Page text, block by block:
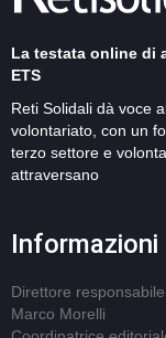
La testata online di
ETS
Reti Solidali dà voce
volontariato, con un
terzo settore e
attraversano
Informazioni
Direttore responsabile
Marco Morelli